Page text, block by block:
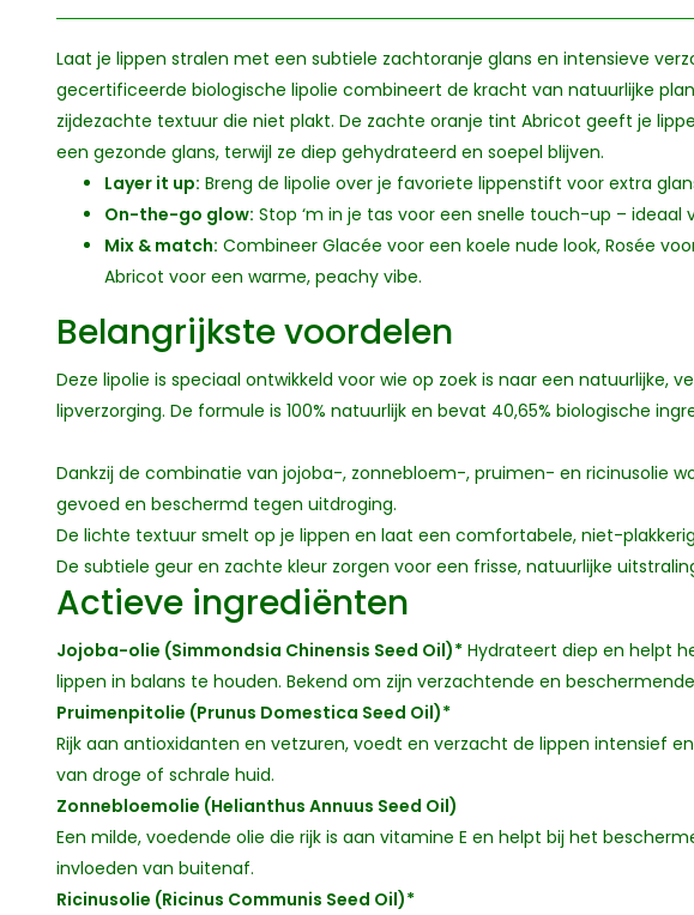
Laat je lippen stralen met een subtiele zachtoranje glans en intensieve
gecertificeerde biologische lipolie combineert de kracht van natuurlijke
zijdezachte textuur die niet plakt. De zachte oranje tint Abricot geeft je
een gezonde glans, terwijl ze diep gehydrateerd en soepel blijven.
Layer it up: Breng de lipolie over je favoriete lippenstift voor extra
On-the-go glow: Stop ‘m in je tas voor een snelle touch-up – ideaal
Mix & match: Combineer Glacée voor een koele nude look, Rosée
Abricot voor een warme, peachy vibe.
Belangrijkste voordelen
Deze lipolie is speciaal ontwikkeld voor wie op zoek is naar een natuurlijke,
lipverzorging. De formule is 100% natuurlijk en bevat 40,65% biologische
Dankzij de combinatie van jojoba-, zonnebloem-, pruimen- en ricinusolie
gevoed en beschermd tegen uitdroging.
De lichte textuur smelt op je lippen en laat een comfortabele, niet-
De subtiele geur en zachte kleur zorgen voor een frisse, natuurlijke
Actieve ingrediënten
Jojoba-olie (Simmondsia Chinensis Seed Oil)* Hydrateert diep en helpt
lippen in balans te houden. Bekend om zijn verzachtende en
Pruimenpitolie (Prunus Domestica Seed Oil)*
Rijk aan antioxidanten en vetzuren, voedt en verzacht de lippen intensief
van droge of schrale huid.
Zonnebloemolie (Helianthus Annuus Seed Oil)
Een milde, voedende olie die rijk is aan vitamine E en helpt bij het
invloeden van buitenaf.
Ricinusolie (Ricinus Communis Seed Oil)*